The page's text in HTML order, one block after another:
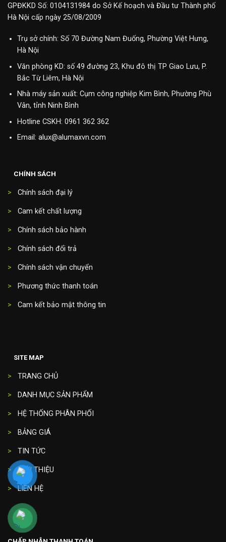
GPĐKKD Số: 0104131984 do Sở Kế hoạch và Đầu tư Thành phố
Hà Nội cấp ngày 25/08/2009
Trụ sở chính: Số 70 Đường Nam Đuống, Phường Việt Hưng,
Hà Nội
Văn phòng KD: số 49 đường 23, Khu đô thị TP Giao Lưu, P.
Bắc Từ Liêm, Hà Nội
Nhà máy sản xuất: Cụm công nghiệp Kim Bình, Phường Phù
Vân, tỉnh Ninh Bình
Hotline CSKH: 0961 362 362
Email: alux@alumaxvn.com
CHÍNH SÁCH
> Chính sách đại lý
> Cam kết chất lượng
> Chính sách bảo hành
> Chính sách đổi trả
> Chính sách vận chuyển
> Phương thức thanh toán
> Cam kết bảo mật thông tin
SITE MAP
> TRANG CHỦ
> DANH MỤC SẢN PHẨM
> HỆ THỐNG PHÂN PHỐI
> BẢNG GIÁ
> TIN TỨC
> GIỚI THIỆU
> LIÊN HỆ